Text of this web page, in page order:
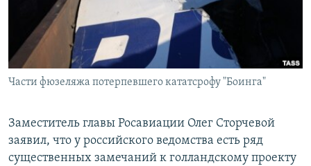
ПОБЕДИТЕЛЕЙ НЕ СУДЯТ?
КРЫМ.НЕПОКОРЕННЫЙ
ELIFBE
УКРАИНСКАЯ ПРОБЛЕМА КРЫМА
ПРИСОЕДИНЯЙТЕСЬ!
Части фюзеляжа потерпевшего кататсрофу "Боинга"
Заместитель главы Росавиации Олег Сторчевой
заявил, что у российского ведомства есть ряд
существенных замечаний к голландскому проекту